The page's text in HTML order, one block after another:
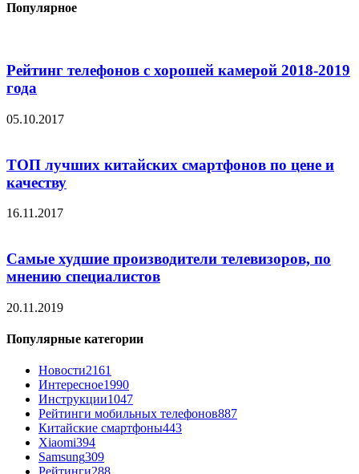
Популярное
Рейтинг телефонов с хорошей камерой 2018-2019
года
05.10.2017
ТОП лучших китайских смартфонов по цене и
качеству
16.11.2017
Самые худшие производители телевизоров, по
мнению специалистов
20.11.2019
Популярные категории
Новости2161
Интересное1990
Инструкции1047
Рейтинги мобильных телефонов887
Китайские смартфоны443
Xiaomi394
Samsung309